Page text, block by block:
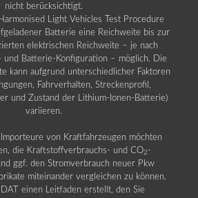
nicht berücksichtigt.
Light Vehicles Test Procedure
Batterie eine Reichweite bis zur
elektrischen Reichweite – je nach
und Batterie-Konfiguration – möglich. Die
kann aufgrund unterschiedlicher Faktoren
Fahrverhalten, Streckenprofil,
und Zustand der Lithium-Ionen-Batterie)
variieren.
von Kraftfahrzeugen möchten
die Kraftstoffverbrauchs- und CO2 -
ggf. den Stromverbrauch neuer Pkw
miteinander vergleichen zu können.
einen Leitfaden erstellt, den Sie